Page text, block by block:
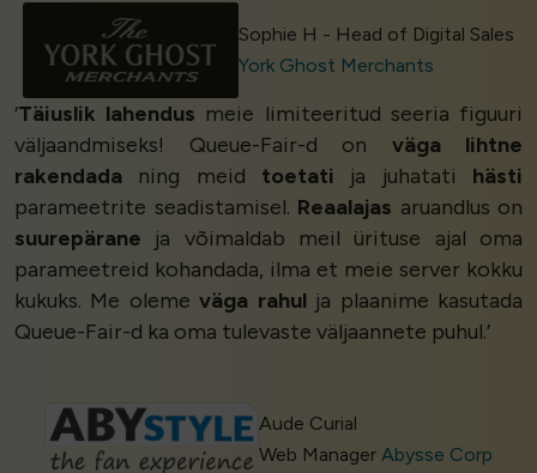
Sophie H - Head of Digital Sales
York Ghost Merchants
‘Täiuslik lahendus meie limiteeritud seeria figuuri
väljaandmiseks! Queue-Fair-d on väga lihtne
rakendada ning meid toetati ja juhatati hästi
parameetrite seadistamisel. Reaalajas aruandlus on
suurepärane ja võimaldab meil ürituse ajal oma
parameetreid kohandada, ilma et meie server kokku
kukuks. Me olemeväga rahulja plaanime kasutada
Queue-Fair-d ka oma tulevaste väljaannete puhul.’
Aude Curial
Web Manager Abysse Corp